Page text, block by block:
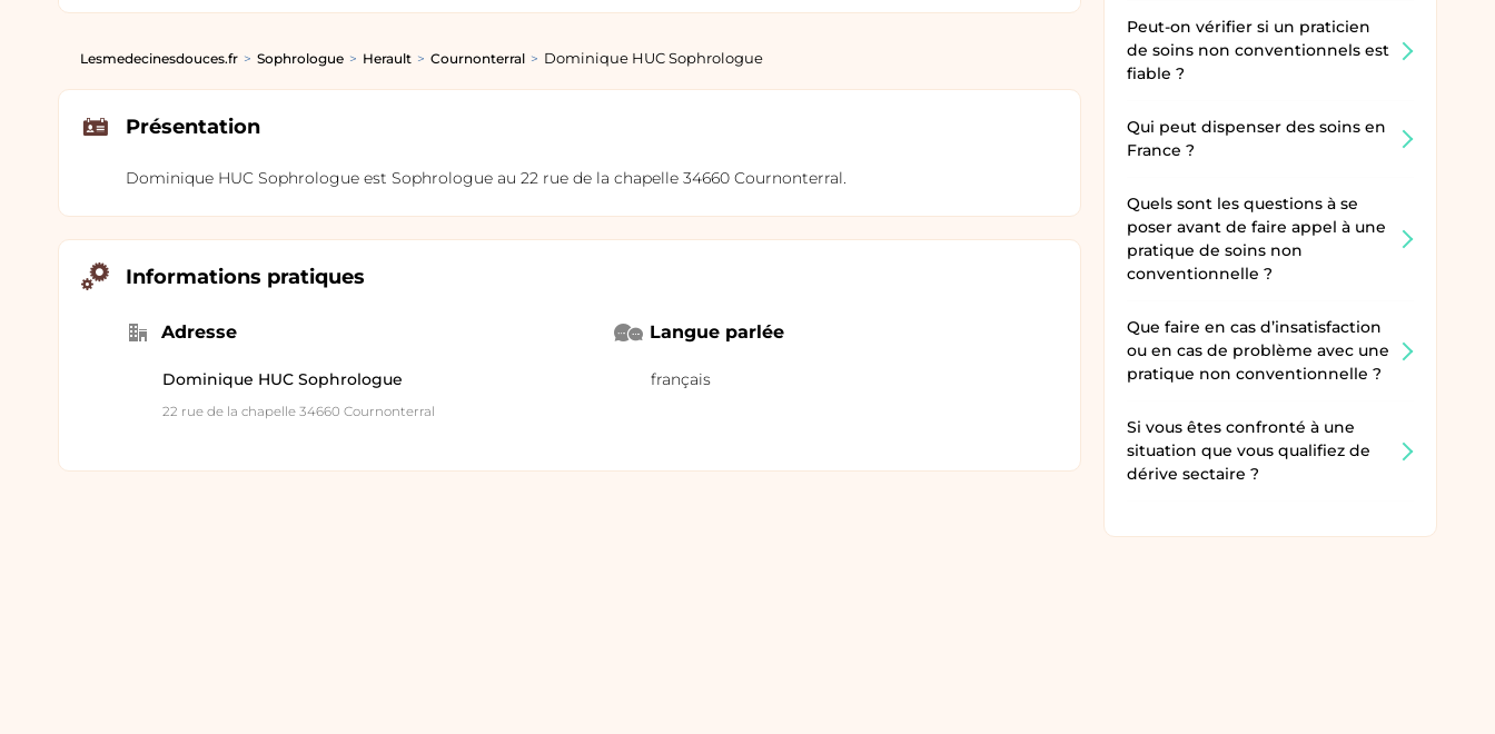
fiche
Peut-on vérifier si un praticien
de soins non conventionnels est
fiable ?
Qui peut dispenser des soins en
France ?
Quels sont les questions à se
poser avant de faire appel à une
pratique de soins non
conventionnelle ?
Que faire en cas d’insatisfaction
ou en cas de problème avec une
pratique non conventionnelle ?
Si vous êtes confronté à une
situation que vous qualifiez de
dérive sectaire ?
Lesmedecinesdouces.fr Sophrologue Herault Cournonterral Dominique HUC Sophrologue
Présentation
Dominique HUC Sophrologue est Sophrologue au 22 rue de la chapelle 34660 Cournonterral.
Informations pratiques
Adresse
Dominique HUC Sophrologue
22 rue de la chapelle 34660 Cournonterral
Langue parlée
français